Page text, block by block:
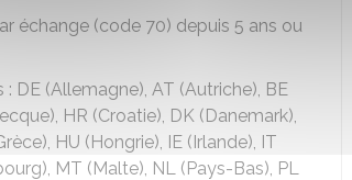
échange (code 70) depuis 5 ans ou
DE (Allemagne), AT (Autriche), BE
HR (Croatie), DK (Danemark),
HU (Hongrie), IE (Irlande), IT
MT (Malte), NL (Pays-Bas), PL